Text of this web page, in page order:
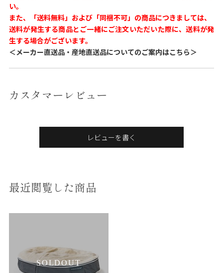
い。
また、「送料無料」および「同梱不可」の商品につきましては、
送料が発生する商品とご一緒にご注文いただいた際に、送料が発
生する場合がございます。
＜メーカー直送品・産地直送品についてのご案内はこちら＞
カスタマーレビュー
レビューを書く
最近閲覧した商品
SOLDOUT